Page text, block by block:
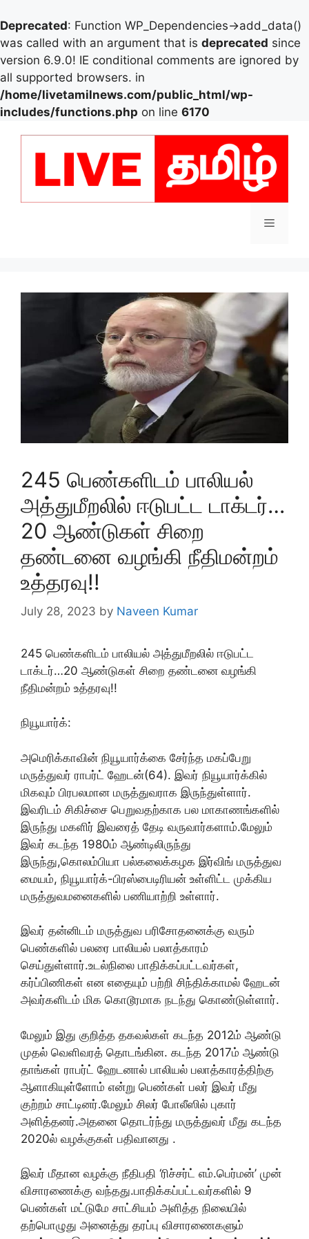
Deprecated: Function WP_Dependencies->add_data()
was called with an argument that is deprecated since
version 6.9.0! IE conditional comments are ignored by
all supported browsers. in
/home/livetamilnews.com/public_html/wp-
includes/functions.php on line 6170
Menu
245 பெண்களிடம் பாலியல்
அத்துமீறலில் ஈடுபட்ட டாக்டர்…
20 ஆண்டுகள் சிறை
தண்டனை வழங்கி நீதிமன்றம்
உத்தரவு!!
July 28, 2023 by Naveen Kumar
245 பெண்களிடம் பாலியல் அத்துமீறலில் ஈடுபட்ட
டாக்டர்…20 ஆண்டுகள் சிறை தண்டனை வழங்கி
நீதிமன்றம் உத்தரவு!!
நியூயார்க்:
அமெரிக்காவின் நியூயார்க்கை சேர்ந்த மகப்பேறு
மருத்துவர் ராபர்ட் ஹேடன்(64). இவர் நியூயார்க்கில்
மிகவும் பிரபலமான மருத்துவராக இருந்துள்ளார்.
இவரிடம் சிகிச்சை பெறுவதற்காக பல மாகாணங்களில்
இருந்து மகளிர் இவரைத் தேடி வருவார்களாம்.மேலும்
இவர் கடந்த 1980ம் ஆண்டிலிருந்து
இருந்து,கொலம்பியா பல்கலைக்கழக இர்விங் மருத்துவ
மையம், நியூயார்க்-பிரஸ்பைடிரியன் உள்ளிட்ட முக்கிய
மருத்துவமனைகளில் பணியாற்றி உள்ளார்.
இவர் தன்னிடம் மருத்துவ பரிசோதனைக்கு வரும்
பெண்களில் பலரை பாலியல் பலாத்காரம்
செய்துள்ளார்.உடல்நிலை பாதிக்கப்பட்டவர்கள்,
கர்ப்பிணிகள் என எதையும் பற்றி சிந்திக்காமல் ஹேடன்
அவர்களிடம் மிக கொடூரமாக நடந்து கொண்டுள்ளார்.
மேலும் இது குறித்த தகவல்கள் கடந்த 2012ம் ஆண்டு
முதல் வெளிவரத் தொடங்கின. கடந்த 2017ம் ஆண்டு
தாங்கள் ராபர்ட் ஹேடனால் பாலியல் பலாத்காரத்திற்கு
ஆளாகியுள்ளோம் என்று பெண்கள் பலர் இவர் மீது
குற்றம் சாட்டினர்.மேலும் சிலர் போலீஸில் புகார்
அளித்தனர்.அதனை தொடர்ந்து மருத்துவர் மீது கடந்த
2020ல் வழக்குகள் பதிவானது .
இவர் மீதான வழக்கு நீதிபதி ‘ரிச்சர்ட் எம்.பெர்மன்’ முன்
விசாரணைக்கு வந்தது.பாதிக்கப்பட்டவர்களில் 9
பெண்கள் மட்டுமே சாட்சியம் அளித்த நிலையில்
தற்பொழுது அனைத்து தரப்பு விசாரணைகளும்